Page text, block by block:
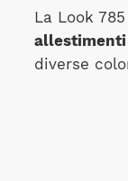
La Look
allestimenti
diverse